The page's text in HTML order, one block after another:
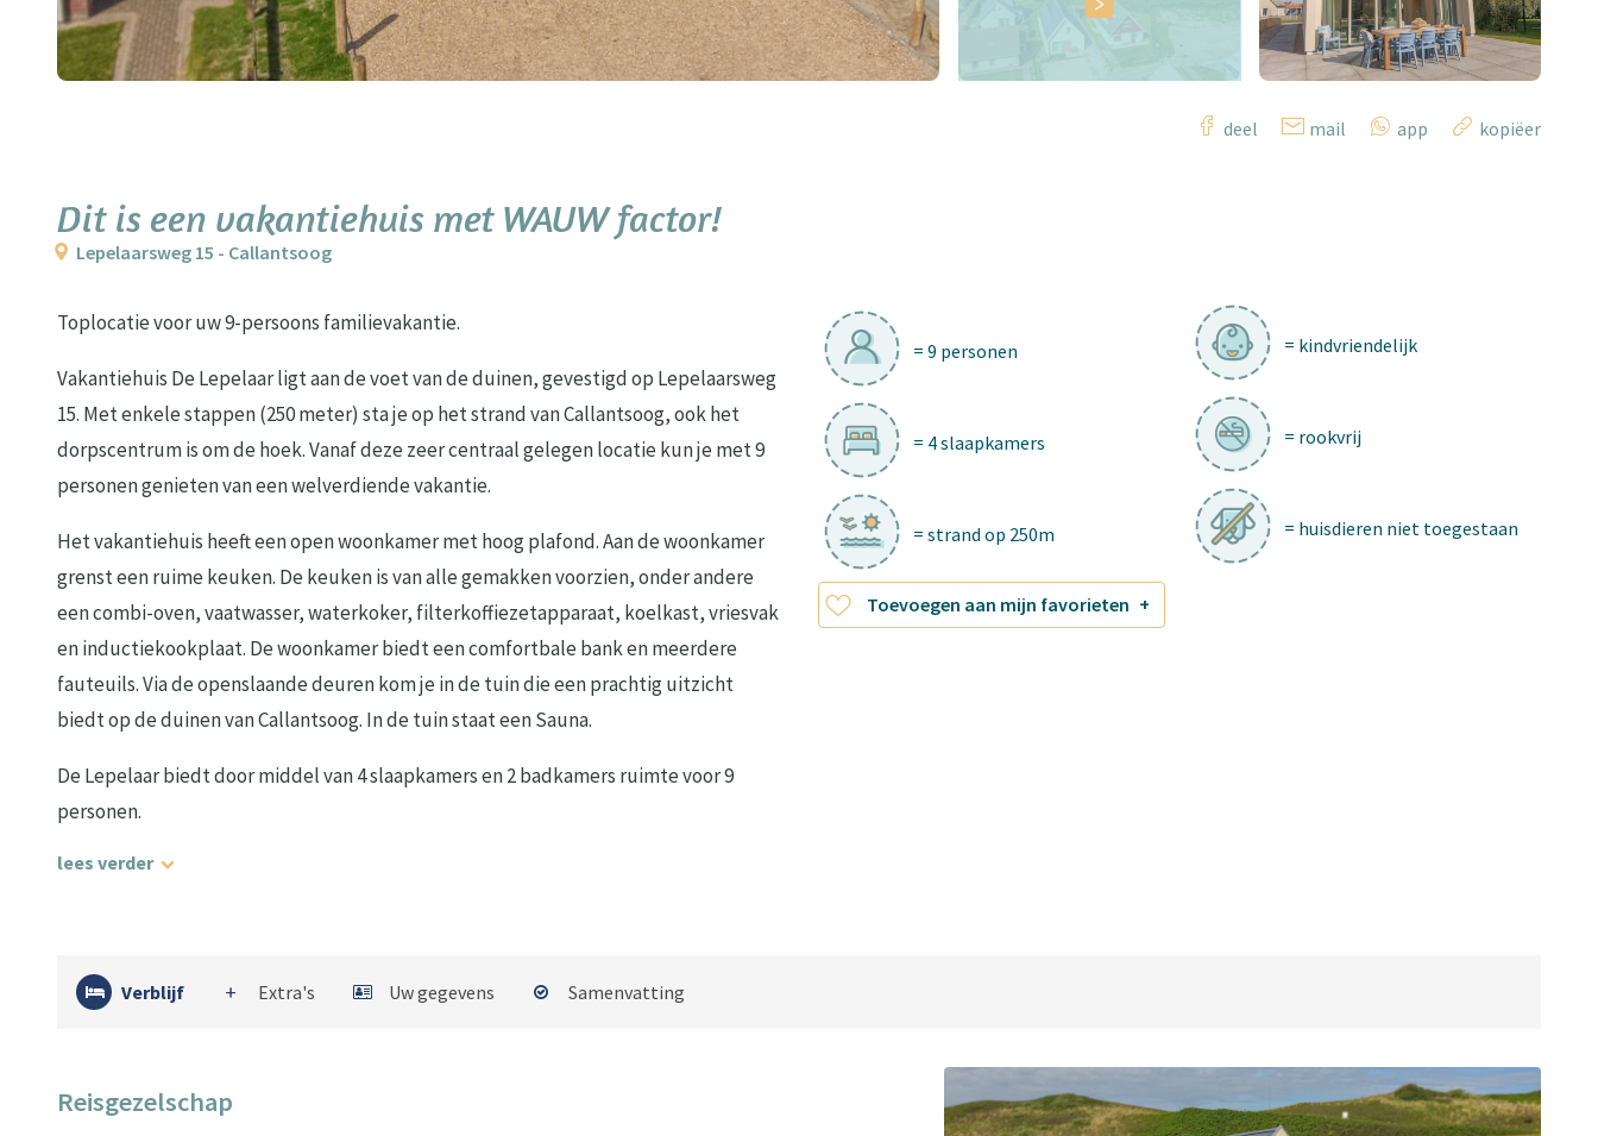
deel mail app kopiëer
Dit is een vakantiehuis met WAUW factor!
Lepelaarsweg 15 - Callantsoog
Toplocatie voor uw 9-persoons familievakantie.
Vakantiehuis De Lepelaar ligt aan de voet van de duinen, gevestigd op Lepelaarsweg
15. Met enkele stappen (250 meter) sta je op het strand van Callantsoog, ook het
dorpscentrum is om de hoek. Vanaf deze zeer centraal gelegen locatie kun je met 9
personen genieten van een welverdiende vakantie.
Het vakantiehuis heeft een open woonkamer met hoog plafond. Aan de woonkamer
grenst een ruime keuken. De keuken is van alle gemakken voorzien, onder andere
een combi-oven, vaatwasser, waterkoker, filterkoffiezetapparaat, koelkast, vriesvak
en inductiekookplaat. De woonkamer biedt een comfortbale bank en meerdere
fauteuils. Via de openslaande deuren kom je in de tuin die een prachtig uitzicht
biedt op de duinen van Callantsoog. In de tuin staat een Sauna.
De Lepelaar biedt door middel van 4 slaapkamers en 2 badkamers ruimte voor 9
personen.
lees verder
= 9 personen
= 4 slaapkamers
= strand op 250m
= kindvriendelijk
= rookvrij
= huisdieren niet toegestaan
Toevoegen aan mijn favorieten
Verblijf Extra's Uw gegevens Samenvatting
Reisgezelschap